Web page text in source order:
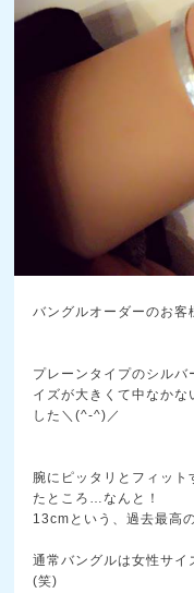
バングルオーダーのお客
プレーンタイプのシル
イズが大きくて中なかな
した＼(^-^)／
腕にピッタリとフィット
たところ…なんと！
13cmという、過去最高
通常バングルは女性サ
(笑)